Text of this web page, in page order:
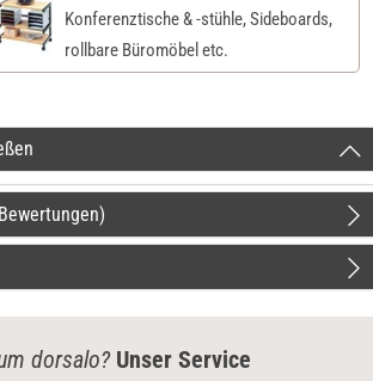
Konferenztische & -stühle, Sideboards,
rollbare Büromöbel etc.
dorsalo? Unser Service